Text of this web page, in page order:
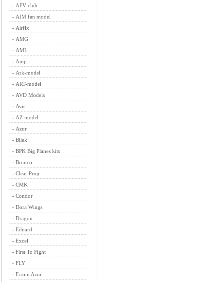
- AFV club
- AIM fan model
- Airfix
- AMG
- AML
- Amp
- Ark-model
- ART-model
- AVD Models
- Avis
- AZ model
- Azur
- Bilek
- BPK Big Planes kits
- Bronco
- Clear Prop
- CMK
- Condor
- Dora Wings
- Dragon
- Eduard
- Excel
- First To Fight
- FLY
- Frrom Azur